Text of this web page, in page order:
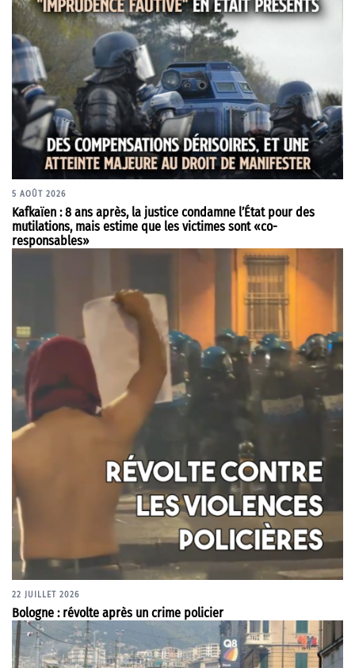
5 AOÛT 2026
Kafkaïen : 8 ans après, la justice condamne l’État pour des
mutilations, mais estime que les victimes sont «co-
responsables»
22 JUILLET 2026
Bologne : révolte après un crime policier